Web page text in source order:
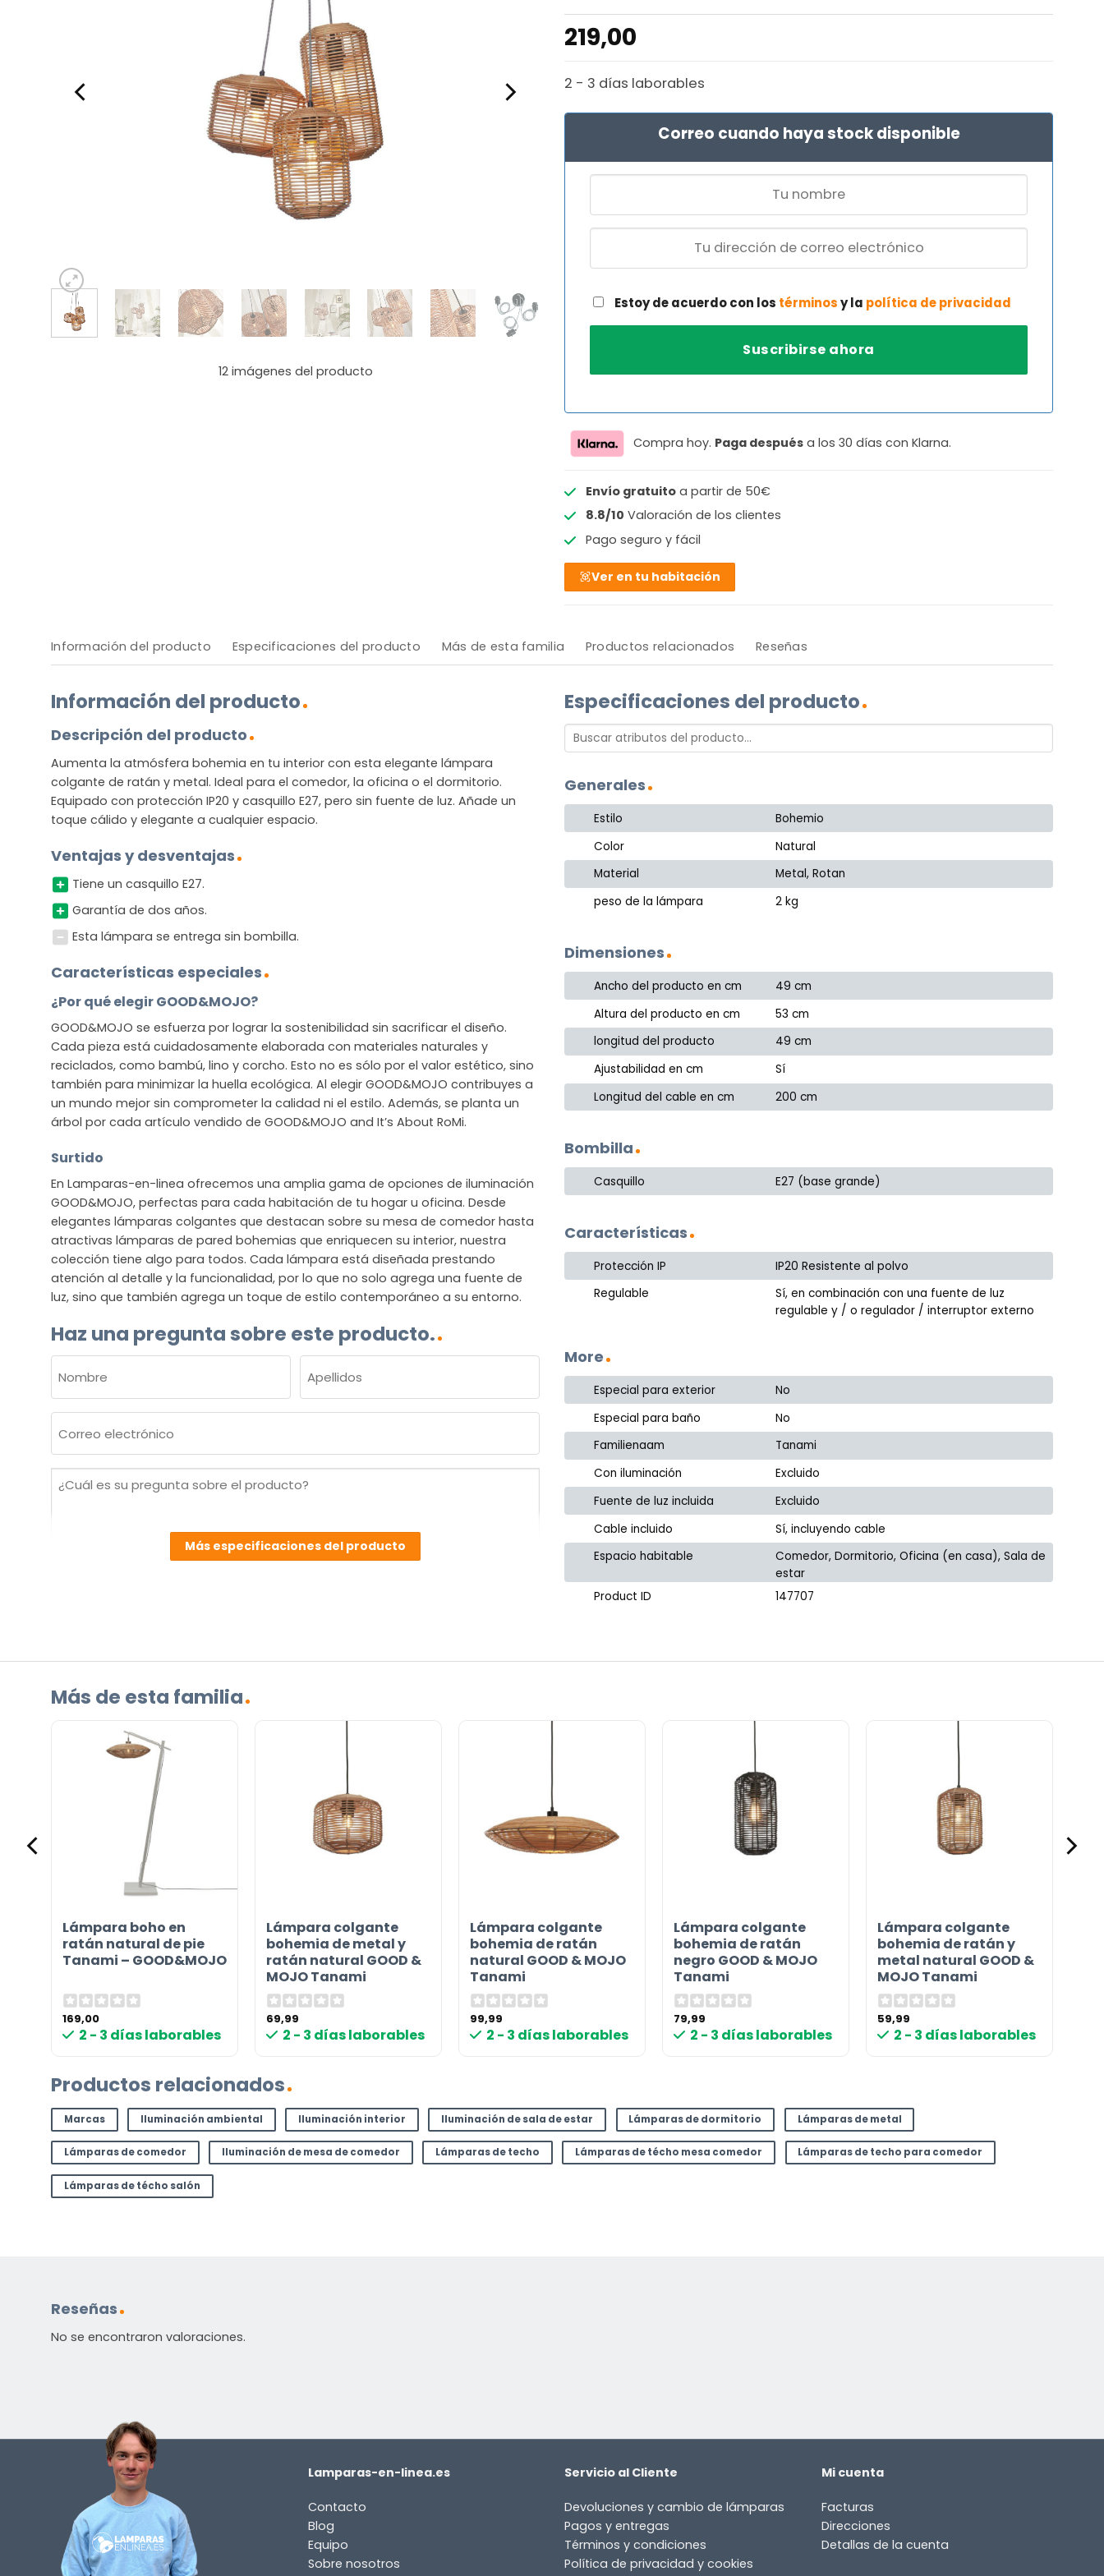
12imágenes del producto
219,00
2 - 3 días laborables
Correo cuando haya stock disponible
Estoy de acuerdo con los términosy la política de privacidad
Compra hoy. Paga después a los 30 días con Klarna.
Envío gratuitoa partir de 50€
8.8/10 Valoración de los clientes
Pago seguro y fácil
Ver en tu habitación
Información del producto Especificaciones del producto Más de esta familia Productos relacionados Reseñas
Información del producto
Descripción del producto
Aumenta la atmósfera bohemia en tu interior con esta elegante lámpara
colgante de ratán y metal. Ideal para el comedor, la oficina o el dormitorio.
Equipado con protección IP20 y casquillo E27, pero sin fuente de luz. Añade un
toque cálido y elegante a cualquier espacio.
Ventajas y desventajas
Tiene un casquillo E27.
Garantía de dos años.
Esta lámpara se entrega sin bombilla.
Características especiales
¿Por qué elegir GOOD&MOJO?
GOOD&MOJO se esfuerza por lograr la sostenibilidad sin sacrificar el diseño.
Cada pieza está cuidadosamente elaborada con materiales naturales y
reciclados, como bambú, lino y corcho. Esto no es sólo por el valor estético, sino
también para minimizar la huella ecológica. Al elegir GOOD&MOJO contribuyes a
un mundo mejor sin comprometer la calidad ni el estilo. Además, se planta un
árbol por cada artículo vendido de GOOD&MOJO and It’s About RoMi.
Surtido
En Lamparas-en-linea ofrecemos una amplia gama de opciones de iluminación
GOOD&MOJO, perfectas para cada habitación de tu hogar u oficina. Desde
elegantes lámparas colgantes que destacan sobre su mesa de comedor hasta
atractivas lámparas de pared bohemias que enriquecen su interior, nuestra
colección tiene algo para todos. Cada lámpara está diseñada prestando
atención al detalle y la funcionalidad, por lo que no solo agrega una fuente de
luz, sino que también agrega un toque de estilo contemporáneo a su entorno.
Haz una pregunta sobre este producto.
(OBLIGATORIO)
Nombre Apellidos
electrónico
¿Cuál
Incluido por defecto
Instrucciones en diferentes idiomas
Etiqueta energética
Contáctenos. Puede comunicarse con nosotros por
correo electrónico ainfo@lamparas-en-linea.es.
Más especificaciones del producto
Especificaciones del producto
Generales
Estilo
Bohemio
Color
Natural
Material
Metal, Rotan
peso de la lámpara
2 kg
Dimensiones
Ancho del producto en cm
49 cm
Altura del producto en cm
53 cm
longitud del producto
49 cm
Ajustabilidad en cm
Sí
Longitud del cable en cm
200 cm
Bombilla
Casquillo E27 (base grande)
Características
Protección IP
IP20 Resistente al polvo
Regulable
Sí, en combinación con una fuente de luz
regulable y / o regulador / interruptor externo
More
Especial para exterior
No
Especial para baño
No
Familienaam
Tanami
Con iluminación
Excluido
Fuente de luz incluida
Excluido
Cable incluido
Sí, incluyendo cable
Espacio habitable
Comedor, Dormitorio, Oficina (en casa), Sala de
estar
Product ID
147707
Más de esta familia
Lámpara boho en
ratán natural de pie
Tanami – GOOD&MOJO
169,00
2 - 3 días laborables
Lámpara colgante
bohemia de metal y
ratán natural GOOD &
MOJO Tanami
69,99
2 - 3 días laborables
Lámpara colgante
bohemia de ratán
natural GOOD & MOJO
Tanami
99,99
2 - 3 días laborables
Lámpara colgante
bohemia de ratán
negro GOOD & MOJO
Tanami
79,99
2 - 3 días laborables
Lámpara colgante
bohemia de ratán y
metal natural GOOD &
MOJO Tanami
59,99
2 - 3 días laborables
Productos relacionados
Marcas Iluminación ambiental Iluminación interior Iluminación de sala de estar Lámparas de dormitorio Lámparas de metal
Lámparas de comedor Iluminación de mesa de comedor Lámparas de techo Lámparas de técho mesa comedor Lámparas de techo para comedor
Lámparas de técho salón
Reseñas
No se encontraron valoraciones.
Lamparas-en-linea.es
Contacto
Blog
Equipo
Sobre nosotros
Servicio al Cliente
Devoluciones y cambio de lámparas
Pagos y entregas
Términos y condiciones
Política de privacidad y cookies
Mi cuenta
Facturas
Direcciones
Detallas de la cuenta